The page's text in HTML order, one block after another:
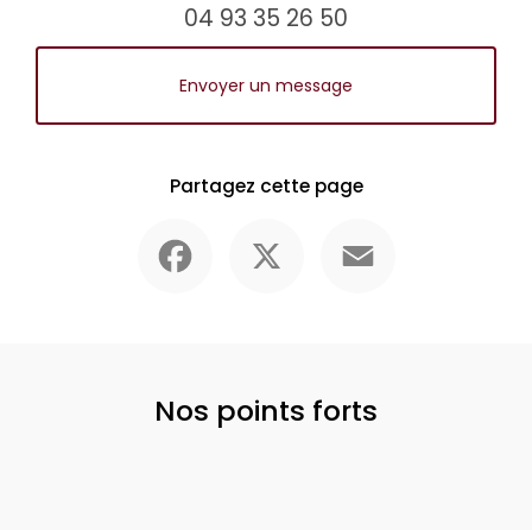
04 93 35 26 50
Envoyer un message
Partagez cette page
Nos points forts